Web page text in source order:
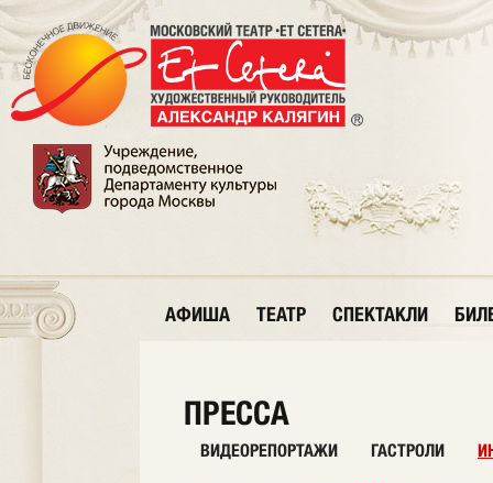
АФИША ТЕАТР СПЕКТАКЛИ
ПРЕССА
ВИДЕОРЕПОРТАЖИ ГАСТРОЛИ